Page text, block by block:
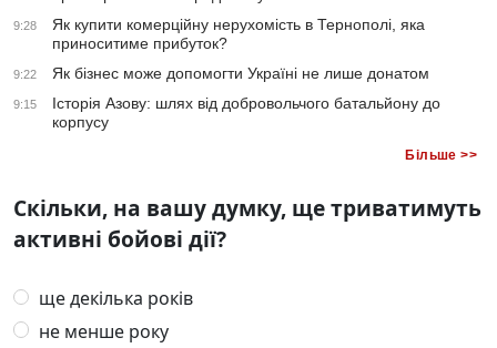
9:28
Як купити комерційну нерухомість в Тернополі, яка
приноситиме прибуток?
9:22 Як бізнес може допомогти Україні не лише донатом
9:15
Історія Азову: шлях від добровольчого батальйону до
корпусу
Більше >>
Скільки, на вашу думку, ще триватимуть
активні бойові дії?
ще декілька років
не менше року